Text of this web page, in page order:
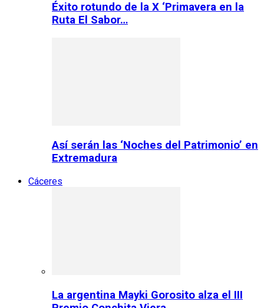
Éxito rotundo de la X ‘Primavera en la
Ruta El Sabor…
Así serán las ‘Noches del Patrimonio’ en
Extremadura
Cáceres
La argentina Mayki Gorosito alza el III